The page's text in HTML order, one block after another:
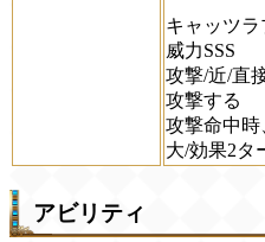
キャッツ
威力SSS
攻撃/近/直
攻撃する
攻撃命中
大/効果2タ
アビリティ